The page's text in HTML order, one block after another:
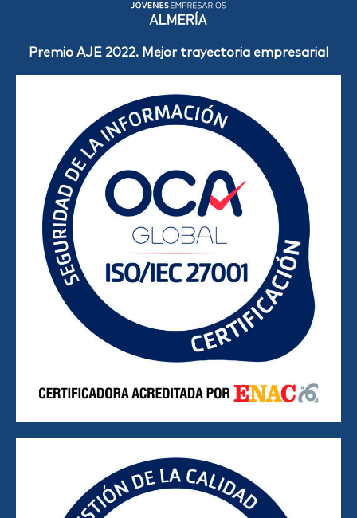
Premio AJE 2022. Mejor trayectoria empresarial